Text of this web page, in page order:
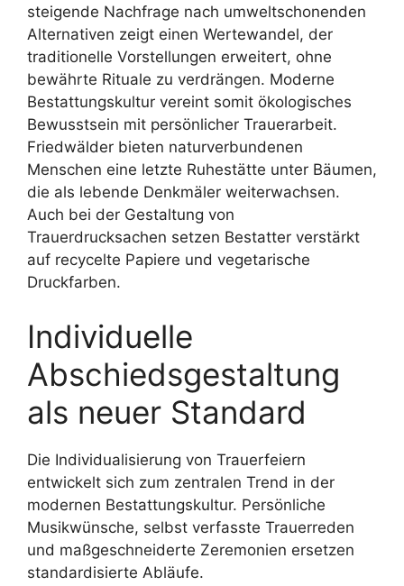
steigende Nachfrage nach umweltschonenden
Alternativen zeigt einen Wertewandel, der
traditionelle Vorstellungen erweitert, ohne
bewährte Rituale zu verdrängen. Moderne
Bestattungskultur vereint somit ökologisches
Bewusstsein mit persönlicher Trauerarbeit.
Friedwälder bieten naturverbundenen
Menschen eine letzte Ruhestätte unter Bäumen,
die als lebende Denkmäler weiterwachsen.
Auch bei der Gestaltung von
Trauerdrucksachen setzen Bestatter verstärkt
auf recycelte Papiere und vegetarische
Druckfarben.
Individuelle
Abschiedsgestaltung
als neuer Standard
Die Individualisierung von Trauerfeiern
entwickelt sich zum zentralen Trend in der
modernen Bestattungskultur. Persönliche
Musikwünsche, selbst verfasste Trauerreden
und maßgeschneiderte Zeremonien ersetzen
standardisierte Abläufe.